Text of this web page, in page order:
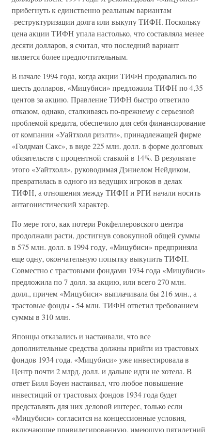
прибегнуть к единственно реальным вариантам
-реструктуризации долга или выкупу ТИФН. Поскольку
цена акции ТИФН упала настолько, что составляла менее
десяти долларов, я считал, что последний вариант
является более предпочтительным.
В начале 1994 года, когда акции ТИФН продавались по
шесть долларов, «Мицубиси» предложила ТИФН по 4,35
центов за акцию. Правление ТИФН быстро ответило
отказом, однако, сталкиваясь по-прежнему с серьезной
проблемой кредита, обеспечило для себя финансирование
от компании «Уайтхолл риэлти», принадлежащей фирме
«Голдман Сакс», в виде 225 млн. долл. в форме долговых
обязательств с процентной ставкой в 14%. В результате
этого «Уайтхолл», руководимая Дэниелом Нейдиком,
превратилась в одного из ведущих игроков в делах
ТИФН, а отношения между ТИФН и РГИ начали носить
антагонистический характер.
По мере того, как потери Рокфеллеровского центра
продолжали расти, достигнув совокупной общей суммы
в 575 млн. долл. в 1994 году, «Мицубиси» предприняла
еще одну, окончательную попытку выкупить ТИФН.
Совместно с трастовыми фондами 1934 года «Мицубиси»
предложила по 7 долл. за акцию, или всего 270 млн.
долл., причем «Мицубиси» выплачивала бы 216 млн., а
трастовые фонды - 54 млн. ТИФН ответил требованием
суммы в 310 млн.
Японцы отказались и настаивали, что все
дополнительные средства должны прийти из трастовых
фондов 1934 года. «Мицубиси» уже инвестировала в
Центр почти 2 млрд. долл. и дальше идти не хотела. В
ответ Билл Боуен настаивал, что любое повышение
инвестиций от трастовых фондов 1934 года будет
представлять для них деловой интерес, только если
«Мицубиси» согласится на концессионные условия,
включающие привилегированную, имеющую пятилетний